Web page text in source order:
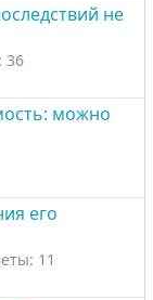
не
36
можно
его
11